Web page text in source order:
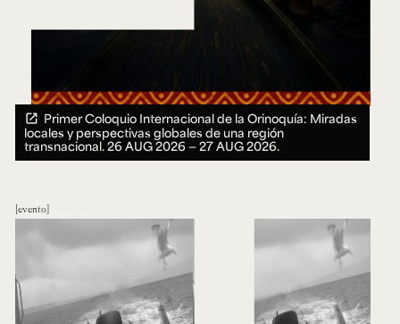
Primer Coloquio Internacional de la Orinoquía: Miradas
locales y perspectivas globales de una región
transnacional.26 AUG 2026 ― 27 AUG 2026.
evento